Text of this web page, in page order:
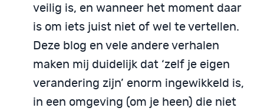
veilig is, en wanneer het moment daar
is om iets juist niet of wel te vertellen.
Deze blog en vele andere verhalen
maken mij duidelijk dat ‘zelf je eigen
verandering zijn’ enorm ingewikkeld is,
in een omgeving (om je heen) die niet